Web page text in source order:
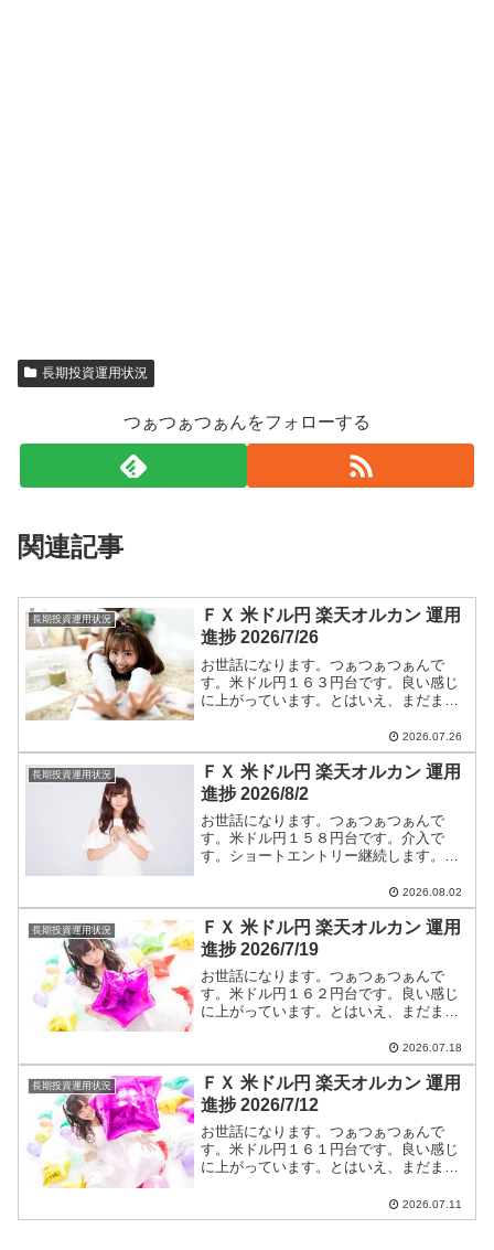
長期投資運用状況
つぁつぁつぁんをフォローする
関連記事
長期投資運用状況
ＦＸ 米ドル円 楽天オルカン 運用
進捗 2026/7/26
お世話になります。つぁつぁつぁんで
す。米ドル円１６３円台です。良い感じ
に上がっています。とはいえ、まだまだ
す。米ドル円ショートエントリー手法と
今後のつぁつぁつぁん戦略は【米ドル
円】に全て書いています。
2026.07.26
長期投資運用状況
ＦＸ 米ドル円 楽天オルカン 運用
進捗 2026/8/2
お世話になります。つぁつぁつぁんで
す。米ドル円１５８円台です。介入で
す。ショートエントリー継続します。米
つぁつぁつぁん戦略は【米ドル円】に全
て書いています。
2026.08.02
長期投資運用状況
ＦＸ 米ドル円 楽天オルカン 運用
進捗 2026/7/19
お世話になります。つぁつぁつぁんで
す。米ドル円１６２円台です。良い感じ
に上がっています。とはいえ、まだまだ
す。米ドル円ショートエントリー手法と
今後のつぁつぁつぁん戦略は【米ドル
円】に全て書いています。
2026.07.18
長期投資運用状況
ＦＸ 米ドル円 楽天オルカン 運用
進捗 2026/7/12
お世話になります。つぁつぁつぁんで
す。米ドル円１６１円台です。良い感じ
に上がっています。とはいえ、まだまだ
す。米ドル円ショートエントリー手法と
今後のつぁつぁつぁん戦略は【米ドル
2026.07.11